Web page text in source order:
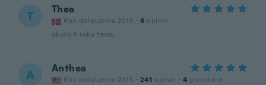
T Thea
Rok dołączenia 2019 · 6 opinie
około 4 roku temu
A Anthea
Rok dołączenia 2015 · 241 opinie · 4 przesłane